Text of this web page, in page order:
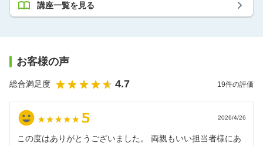
講座一覧を見る
お客様の声
総合満足度 4.7 19件の評価
2026/4/26
この度はありがとうございました。 両親もいい担当者様にあ